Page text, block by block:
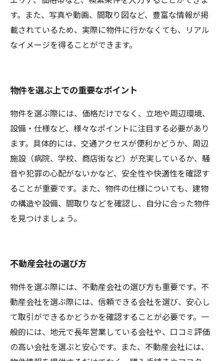
す。また、写真や動画、間取り図など、豊富な情報が掲
載されているため、実際に物件に行かなくても、リアル
なイメージを得ることができます。
物件を選ぶ上での重要なポイント
物件を選ぶ際には、価格だけでなく、立地や周辺環境、
設備・仕様など、様々なポイントに注目する必要があり
ます。具体的には、交通アクセスが便利かどうか、周辺
施設（病院、学校、商店街など）が充実しているか、騒
音や犯罪の心配がないかなど、安全性や快適性を確認す
ることが重要です。また、物件の仕様についても、建物
の構造や設備、間取りなどを確認し、自分に合った物件
を見つけましょう。
不動産会社の選び方
物件を選ぶ際には、不動産会社の選び方も重要です。不
動産会社を選ぶ際には、信頼できる会社を選び、安心し
て取引ができるかどうかを確認することが必要です。一
般的には、地元で長年営業している会社や、口コミ評価
の高い会社を選ぶと安心です。また、不動産会社には、